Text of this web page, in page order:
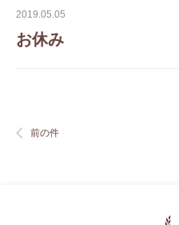
2019.05.05
お休み
前の件